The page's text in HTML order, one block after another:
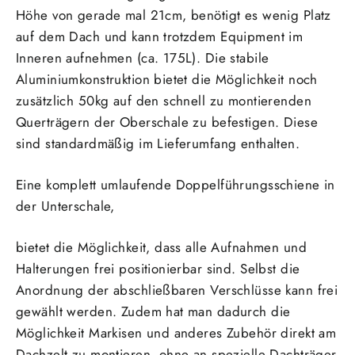
Höhe von gerade mal 21cm, benötigt es wenig Platz
auf dem Dach und kann trotzdem Equipment im
Inneren aufnehmen (ca. 175L). Die stabile
Aluminiumkonstruktion bietet die Möglichkeit noch
zusätzlich 50kg auf den schnell zu montierenden
Querträgern der Oberschale zu befestigen. Diese
sind standardmäßig im Lieferumfang enthalten.
Eine komplett umlaufende Doppelführungsschiene in
der Unterschale,
bietet die Möglichkeit, dass alle Aufnahmen und
Halterungen frei positionierbar sind. Selbst die
Anordnung der abschließbaren Verschlüsse kann frei
gewählt werden. Zudem hat man dadurch die
Möglichkeit Markisen und anderes Zubehör direkt am